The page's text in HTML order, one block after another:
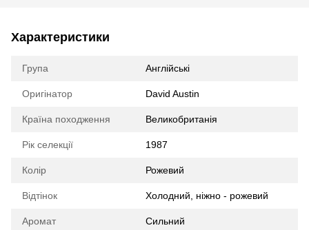
Характеристики
Група Англійські
Оригінатор David Austin
Країна походження Великобританія
Рік селекції 1987
Колір Рожевий
Відтінок Холодний, ніжно - рожевий
Аромат Сильний